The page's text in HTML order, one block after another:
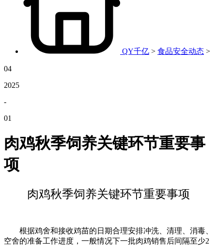
QY千亿 > 食品安全动态 >
04
2025
-
01
肉鸡秋季饲养关键环节重要事
项
肉鸡秋季饲养关键环节重要事项
根据鸡舍和接收鸡苗的日期合理安排冲洗、清理、消毒、
空舍的准备工作进度，一般情况下一批肉鸡销售后间隔至少2